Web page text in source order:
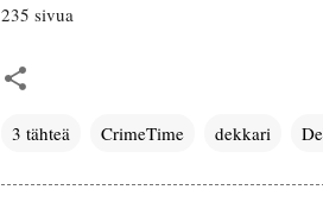
235 sivua
3 tähteä CrimeTime dekkari